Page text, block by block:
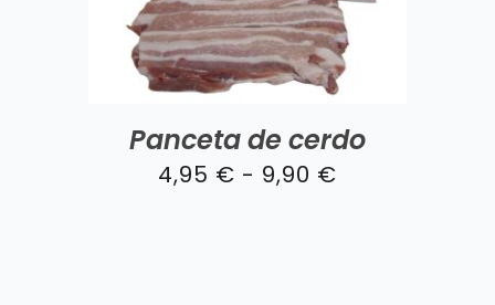
8,90 €
Panceta de cerdo
4,95 € - 9,90 €